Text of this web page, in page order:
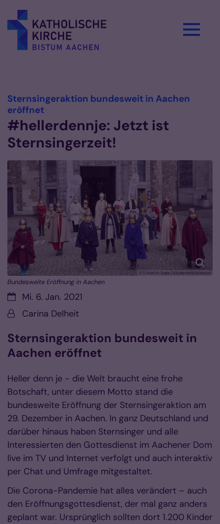
Sternsingeraktion bundesweit in Aachen
eröffnet
#hellerdennje: Jetzt ist
Sternsingerzeit!
© Friedrich Stark / Kindermissionswerk
Bundesweite Eröffnung in Aachen
Datum:Mi. 6. Jan. 2021
Von:Carina Delheit
Sternsingeraktion bundesweit in
Aachen eröffnet
Heller denn je - die Welt braucht eine frohe
Botschaft, unter diesem Motto stand die
bundesweite Eröffnung der Sternsingeraktion am
29. Dezember in Aachen. In ganz Deutschland und
darüber hinaus haben Sternsinger und alle
Interessierten den Gottesdienst im Aachener Dom
live im TV und Internet verfolgt und auch interaktiv
per Chat und Umfrage mitgestaltet.
Die Corona-Pandemie hat alles verändert – auch
den Eröffnungsgottesdienst, der mal ganz anders
geplant war. Ursprünglich sollten dort 1.200 Kinder